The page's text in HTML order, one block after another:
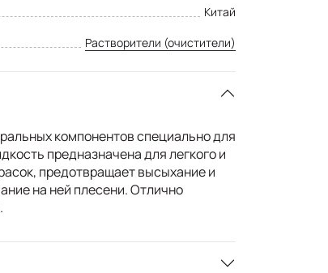
Китай
Растворители (очистители)
компонентов специально для
предназначена для легкого и
предотвращает высыхание и
на ней плесени. Отлично